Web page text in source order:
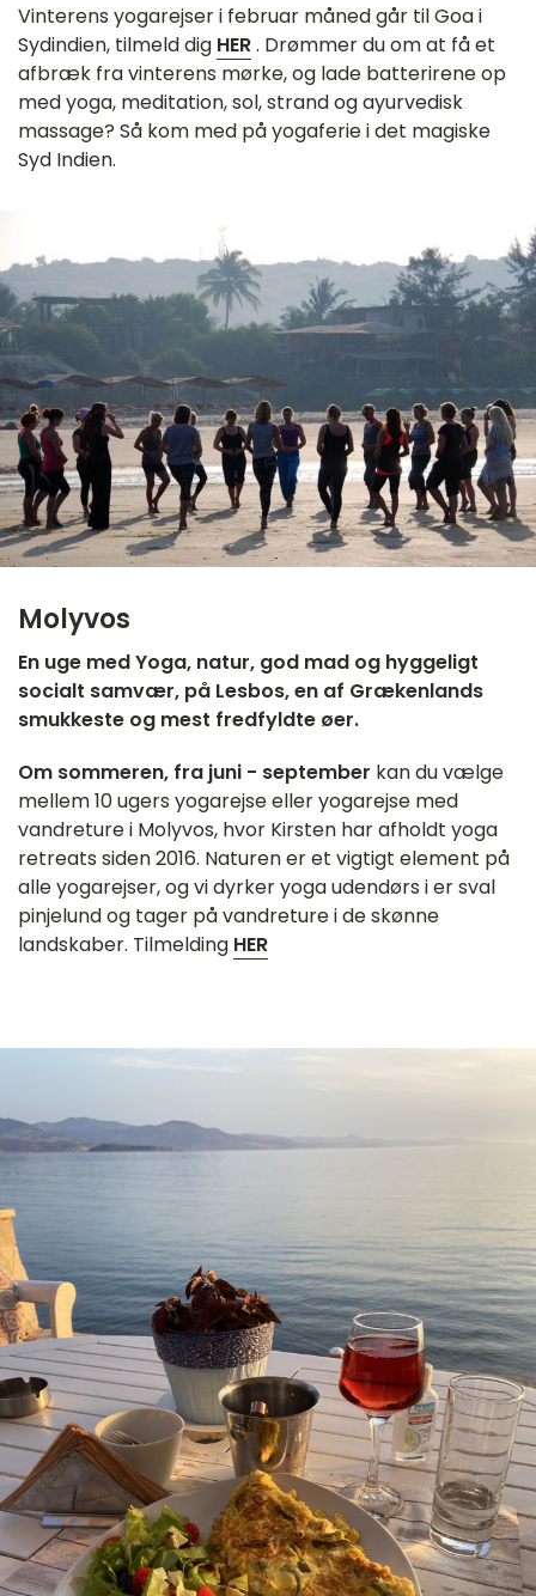
Vinterens yogarejser i februar måned går til Goa i
Sydindien, tilmeld dig HER. Drømmer du om at få et
afbræk fra vinterens mørke, og lade batterirene op
med yoga, meditation, sol, strand og ayurvedisk
massage? Så kom med på yogaferie i det magiske
Syd Indien.
Molyvos
En uge med Yoga, natur, god mad og hyggeligt
socialt samvær, på Lesbos, en af Grækenlands
smukkeste og mest fredfyldte øer.
Om sommeren, fra juni - september kan du vælge
mellem 10 ugers yogarejse eller yogarejse med
vandreture i Molyvos, hvor Kirsten har afholdt yoga
retreats siden 2016. Naturen er et vigtigt element på
alle yogarejser, og vi dyrker yoga udendørs i er sval
pinjelund og tager på vandreture i de skønne
landskaber. Tilmelding HER